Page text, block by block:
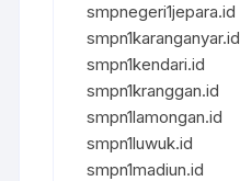
smpnegeri1jepara.id
smpn1karanganyar.id
smpn1kendari.id
smpn1kranggan.id
smpn1lamongan.id
smpn1luwuk.id
smpn1madiun.id